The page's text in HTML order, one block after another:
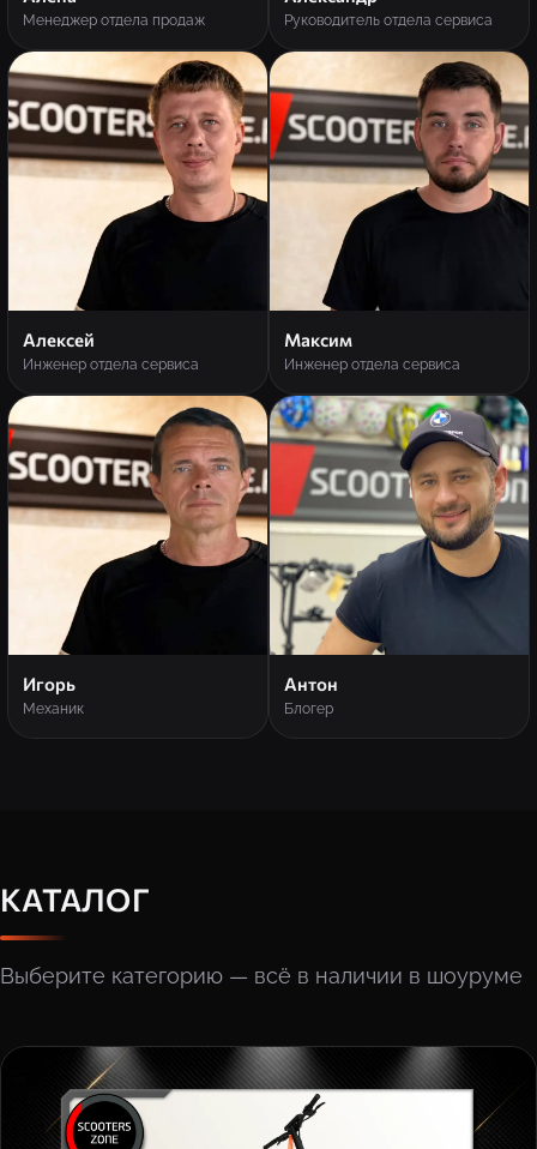
Менеджер отдела продаж Руководитель отдела сервиса
Алексей
Инженер отдела сервиса
Максим
Инженер отдела сервиса
Игорь
Механик
Антон
Блогер
КАТАЛОГ
Выберите категорию — всё в наличии в шоуруме